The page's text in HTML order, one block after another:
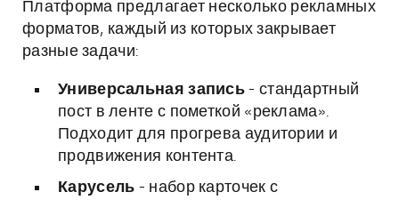
Платформа предлагает несколько рекламных
форматов, каждый из которых закрывает
разные задачи:
Универсальная запись - стандартный
пост в ленте с пометкой «реклама».
Подходит для прогрева аудитории и
продвижения контента.
Карусель - набор карточек с